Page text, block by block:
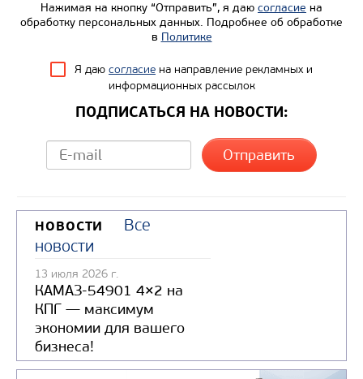
Нажимая на кнопку “Отправить”, я даю согласие на
обработку персональных данных. Подробнее об обработке
в Политике
Я даю согласие на направление рекламных и
информационных рассылок
ПОДПИСАТЬСЯ НА НОВОСТИ:
НОВОСТИ
Все
новости
13 июля 2026 г.
КАМАЗ-54901 4×2 на
КПГ — максимум
экономии для вашего
бизнеса!